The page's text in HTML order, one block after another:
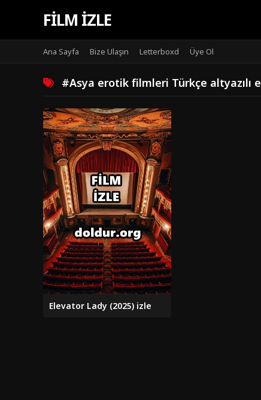
FILM IZLE
Ana Sayfa Bize Ulaşın Letterboxd Üye Ol
#Asya erotik filmleri Türkçe
Elevator Lady (2025) izle